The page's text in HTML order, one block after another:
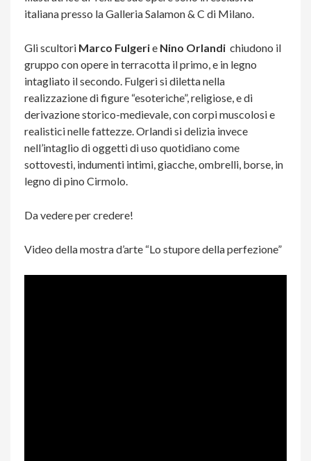
italiana presso la Galleria Salamon & C di Milano.
Gli scultori Marco Fulgerie Nino Orlandi chiudono il
gruppo con opere in terracotta il primo, e in legno
intagliato il secondo. Fulgeri si diletta nella
realizzazione di figure “esoteriche”, religiose, e di
derivazione storico-medievale, con corpi muscolosi e
realistici nelle fattezze. Orlandi si delizia invece
nell’intaglio di oggetti di uso quotidiano come
sottovesti, indumenti intimi, giacche, ombrelli, borse, in
legno di pino Cirmolo.
Da vedere per credere!
Video della mostra d’arte “Lo stupore della perfezione”